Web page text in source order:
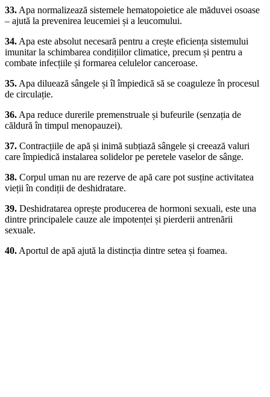
33. Apa normalizează sistemele hematopoietice ale măduvei osoase
– ajută la prevenirea leucemiei și a leucomului.
34. Apa este absolut necesară pentru a crește eficiența sistemului
imunitar la schimbarea condițiilor climatice, precum și pentru a
combate infecțiile și formarea celulelor canceroase.
35. Apa diluează sângele și îl împiedică să se coaguleze în procesul
de circulație.
36. Apa reduce durerile premenstruale și bufeurile (senzația de
căldură în timpul menopauzei).
37. Contracțiile de apă și inimă subțiază sângele și creează valuri
care împiedică instalarea solidelor pe peretele vaselor de sânge.
38. Corpul uman nu are rezerve de apă care pot susține activitatea
vieții în condiții de deshidratare.
39. Deshidratarea oprește producerea de hormoni sexuali, este una
dintre principalele cauze ale impotenței și pierderii antrenării
sexuale.
40. Aportul de apă ajută la distincția dintre setea și foamea.